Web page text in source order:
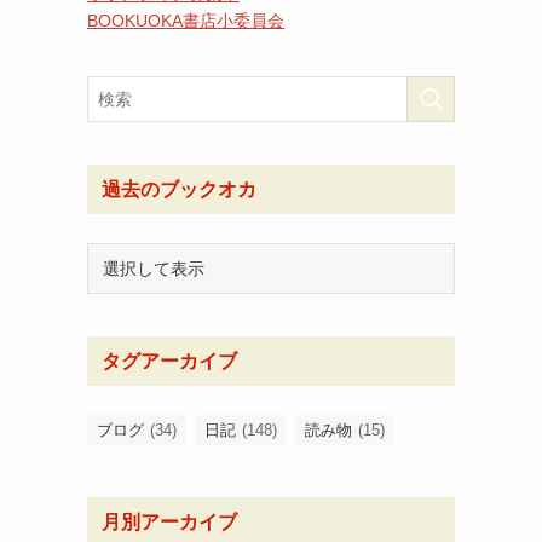
BOOKUOKA書店小委員会
過去のブックオカ
タグアーカイブ
ブログ (34) 日記 (148) 読み物 (15)
月別アーカイブ